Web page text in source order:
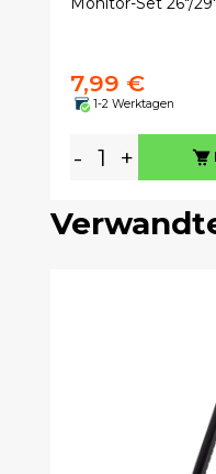
7,99 €
1-2 Werktagen
- +